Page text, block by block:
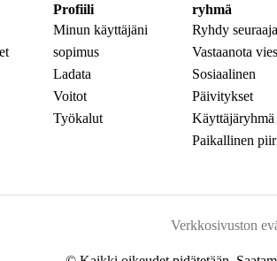
Profiili
Minun käyttäjäni
sopimus
Ladata
Voitot
Työkalut
ryhmä
Ryhdy
Vastaanota
Sosiaalinen
Päivitykset
Käyttäjäryhmä
Paikallinen
Verkkosivuston